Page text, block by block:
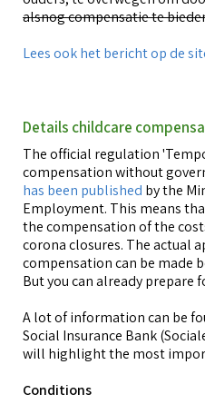
alsnog compensatie te
Lees ook het bericht op de
Details childcare
The official regulation
compensation without
has been published by the
Employment. This means
the compensation of the
corona closures. The actual
compensation can be made
But you can already prepare
A lot of information can be
Social Insurance Bank
will highlight the most
Conditions